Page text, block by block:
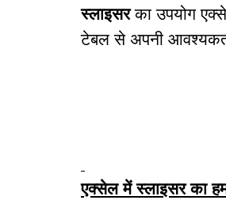
स्लाइसरका उपयोग
टेबल से अपनी
एक्सेल में स्लाइसर का